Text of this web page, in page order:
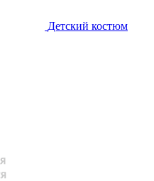
Детский костюм